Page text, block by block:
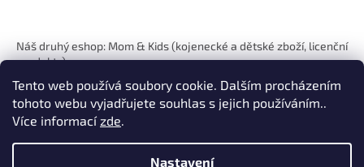
Tento web používá soubory cookie. Dalším procházením
tohoto webu vyjadřujete souhlas s jejich používáním..
Více informacízde.
Nastavení
p
Náš druhý eshop: Mom & Kids (kojenecké a dětské zboží, licenční
produkty)